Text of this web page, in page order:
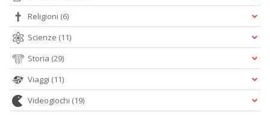
Religioni (6)
Scienze (11)
Storia (29)
Viaggi (11)
Videogiochi (19)